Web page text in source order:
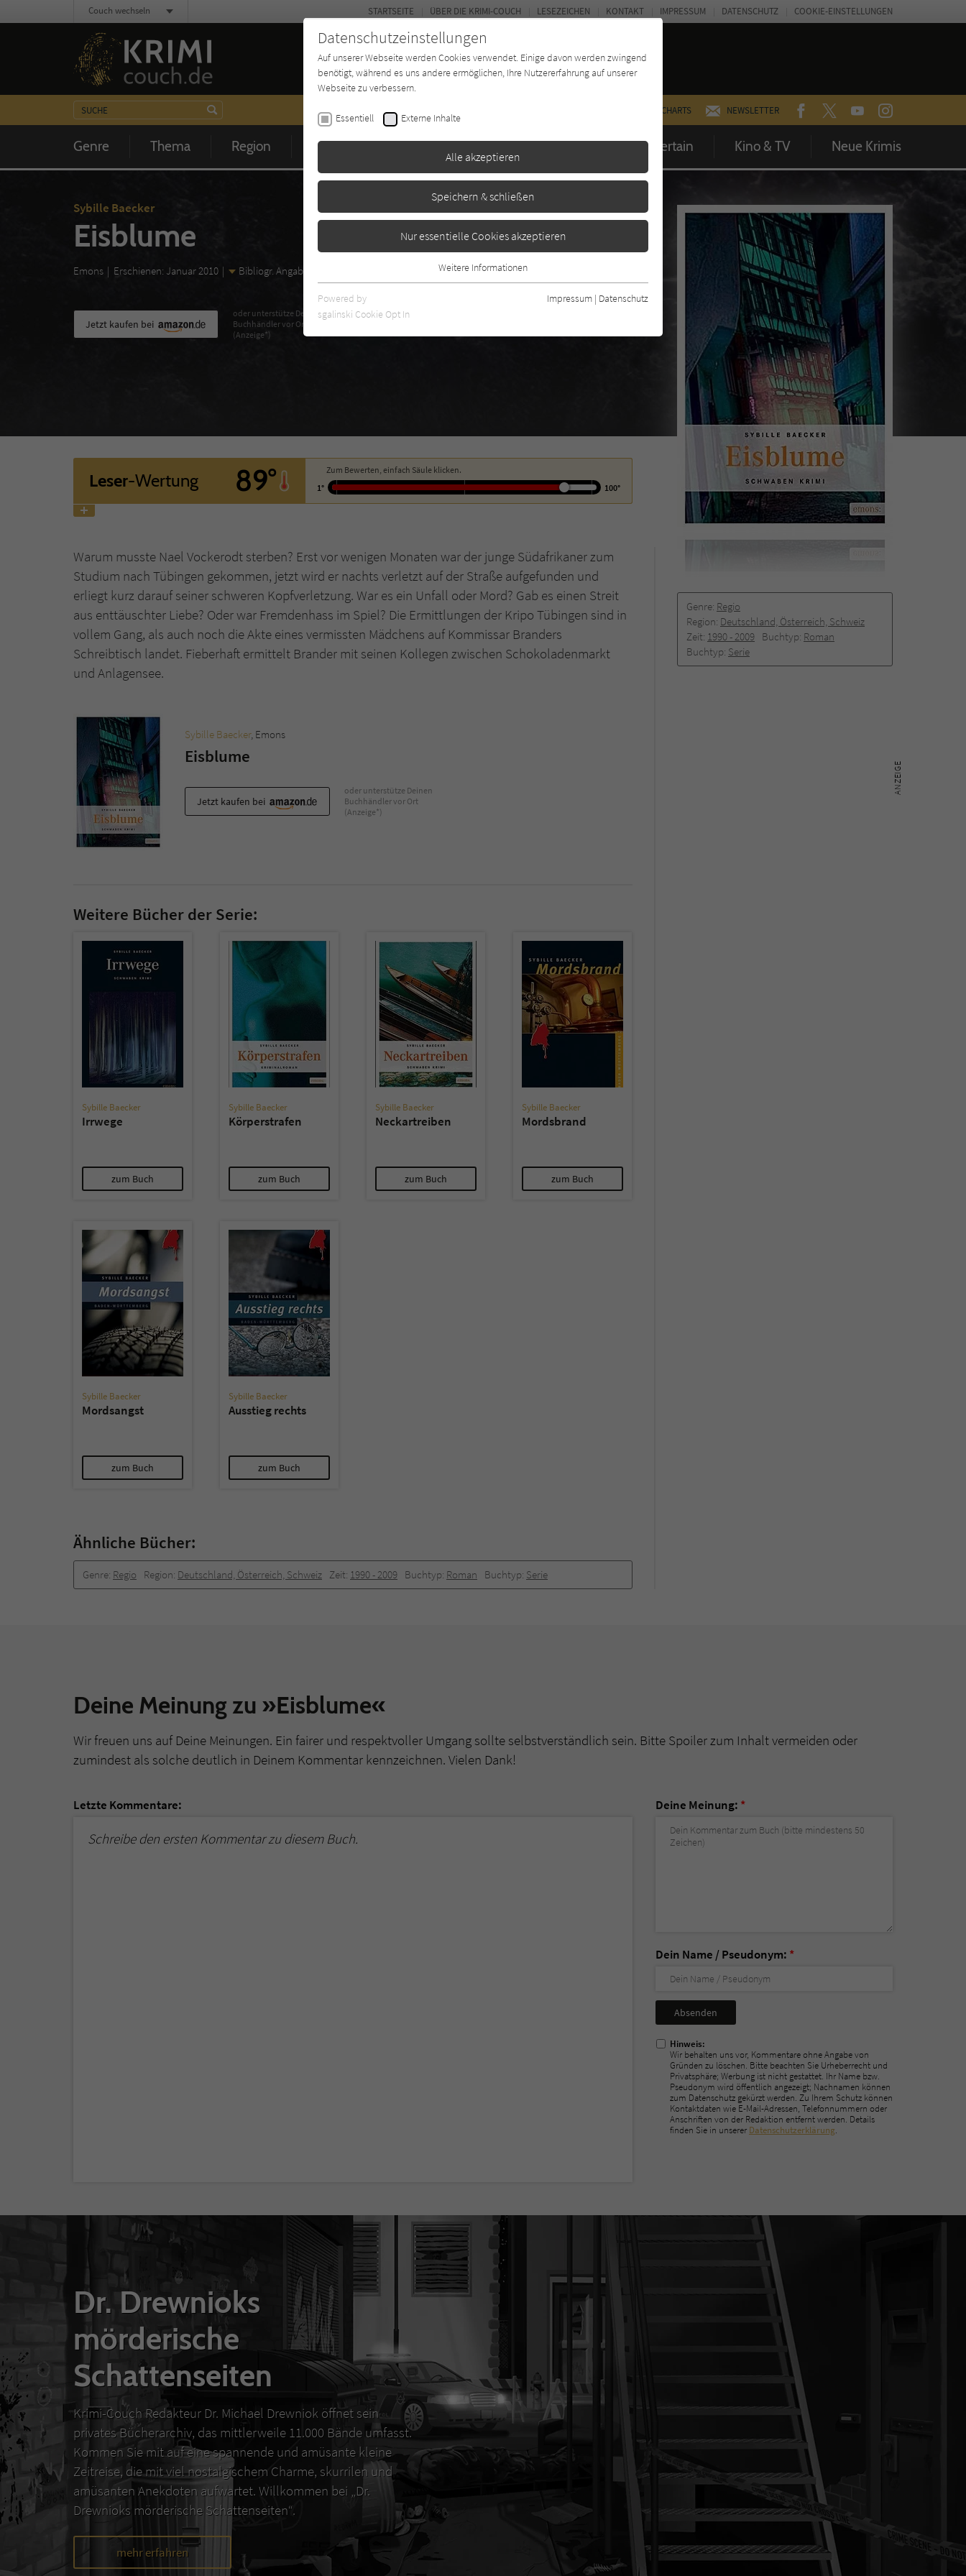
CHARTS NEWSLETTER FACEBOOKTWITTERYOUTUBEINSTAGRAM
Genre Thema Region Zeit Buchtyp Autor*in Magazin Entertain Kino & TV Neue Krimis
STARTSEITE ÜBER DIE KRIMI-COUCH LESEZEICHEN KONTAKT IMPRESSUM DATENSCHUTZ COOKIE-EINSTELLUNGEN
Couch wechseln
Sybille Baecker
Eisblume
Emons Erschienen: Januar 2010 Bibliogr. Angaben
Genre: Regio
Region: Deutschland, Österreich, Schweiz
Zeit: 1990 -­ 2009 Buchtyp: Roman
Buchtyp: Serie
Jetzt kaufen bei
oder unterstütze Deinen
Buchhändler vor Ort
(Anzeige*)
Leser-Wertung 89°
Zum Bewerten, einfach Säule klicken.
1°
100°
Warum musste Nael Vockerodt sterben? Erst vor wenigen Monaten war der junge Südafrikaner zum
Studium nach Tübingen gekommen, jetzt wird er nachts verletzt auf der Straße aufgefunden und
erliegt kurz darauf seiner schweren Kopfverletzung. War es ein Unfall oder Mord? Gab es einen Streit
aus enttäuschter Liebe? Oder war Fremdenhass im Spiel? Die Ermittlungen der Kripo Tübingen sind in
vollem Gang, als auch noch die Akte eines vermissten Mädchens auf Kommissar Branders
Schreibtisch landet. Fieberhaft ermittelt Brander mit seinen Kollegen zwischen Schokoladenmarkt
und Anlagensee.
Sybille Baecker, Emons
Eisblume
Jetzt kaufen bei
oder unterstütze Deinen
Buchhändler vor Ort
(Anzeige*)
Weitere Bücher der Serie:
Sybille Baecker
Irrwege
zum Buch
Sybille Baecker
Körperstrafen
zum Buch
Sybille Baecker
Neckartreiben
zum Buch
Sybille Baecker
Mordsbrand
zum Buch
Sybille Baecker
Mordsangst
zum Buch
Sybille Baecker
Ausstieg rechts
zum Buch
Ähnliche Bücher:
Genre: Regio Region: Deutschland, Österreich, Schweiz Zeit: 1990 -­ 2009 Buchtyp: Roman Buchtyp: Serie
Deine Meinung zu »Eisblume«
Wir freuen uns auf Deine Meinungen. Ein fairer und respektvoller Umgang sollte selbstverständlich sein. Bitte Spoiler zum Inhalt vermeiden oder
zumindest als solche deutlich in Deinem Kommentar kennzeichnen. Vielen Dank!
Letzte Kommentare:
Schreibe den ersten Kommentar zu diesem Buch.
Deine Meinung: *
Dein Name / Pseudonym: *
Nicht
ausfüllen!
Hinweis:
Wir behalten uns vor, Kommentare ohne Angabe von
Gründen zu löschen. Bitte beachten Sie Urheberrecht und
Privatsphäre; Werbung ist nicht gestattet. Ihr Name bzw.
Pseudonym wird öffentlich angezeigt; Nachnamen können
zum Datenschutz gekürzt werden. Zu Ihrem Schutz können
Kontaktdaten wie E-Mail-Adressen, Telefonnummern oder
Anschriften von der Redaktion entfernt werden. Details
finden Sie in unserer Datenschutzerklärung.
Dr. Drewnioks
mörderische
Schattenseiten
Krimi-Couch Redakteur Dr. Michael Drewniok öffnet sein
privates Bücherarchiv, das mittlerweile 11.000 Bände umfasst.
Kommen Sie mit auf eine spannende und amüsante kleine
Zeitreise, die mit viel nostalgischem Charme, skurrilen und
amüsanten Anekdoten aufwartet. Willkommen bei „Dr.
Drewnioks mörderische Schattenseiten“.
mehr erfahren
Datenschutzeinstellungen
Auf unserer Webseite werden Cookies verwendet. Einige davon werden zwingend
benötigt, während es uns andere ermöglichen, Ihre Nutzererfahrung auf unserer
Webseite zu verbessern.
Essentiell Externe Inhalte
Alle akzeptieren
Speichern & schließen
Nur essentielle Cookies akzeptieren
Essentielle Cookies werden für grundlegende Funktionen der Webseite
benötigt. Dadurch ist gewährleistet, dass die Webseite einwandfrei
funktioniert.
Zweck
Verwendung von Cookies auf dieser Website zu
speichern.
Anbieter Literatur-Couch Medien GmbH & Co. KG
Laufzeit 1 Jahr
Zweck Cookie für die Bewertung einzelner Buchtitel
Webseite mit dem Benutzer. Es wird benötigt um z. B.
den Sicherheitscode des Kontaktformulars zu
überprüfen.
hl=de).
Weitere Informationen
Powered by
sgalinski Cookie Opt In
Impressum | Datenschutz